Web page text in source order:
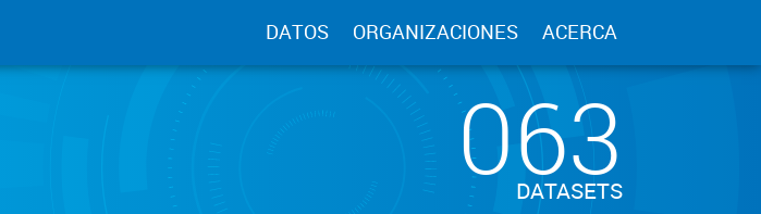
DATOS ORGANIZACIONES ACERCA
063
DATASETS